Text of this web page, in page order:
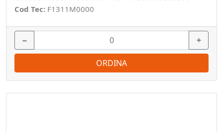
Cod Tec: F1311M0000
− +
ORDINA